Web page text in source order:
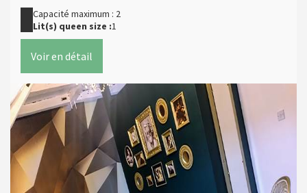
Capacité maximum : 2
Lit(s) queen size :1
Voir en détail